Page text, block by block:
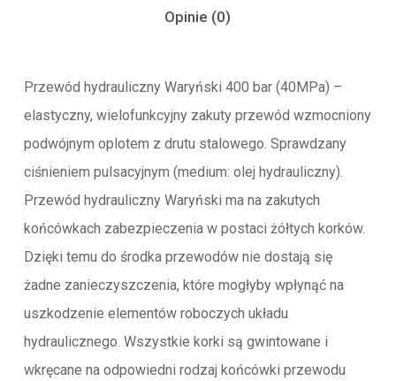
Opinie (0)
Przewód hydrauliczny Waryński 400 bar (40MPa) –
elastyczny, wielofunkcyjny zakuty przewód wzmocniony
podwójnym oplotem z drutu stalowego. Sprawdzany
ciśnieniem pulsacyjnym (medium: olej hydrauliczny).
Przewód hydrauliczny Waryński ma na zakutych
końcówkach zabezpieczenia w postaci żółtych korków.
Dzięki temu do środka przewodów nie dostają się
żadne zanieczyszczenia, które mogłyby wpłynąć na
uszkodzenie elementów roboczych układu
hydraulicznego. Wszystkie korki są gwintowane i
wkręcane na odpowiedni rodzaj końcówki przewodu